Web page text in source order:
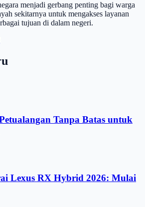
menjadi gerbang penting bagi warga
sekitarnya untuk mengakses layanan
tujuan di dalam negeri.
Tanpa Batas untuk
Lexus RX Hybrid 2026: Mulai